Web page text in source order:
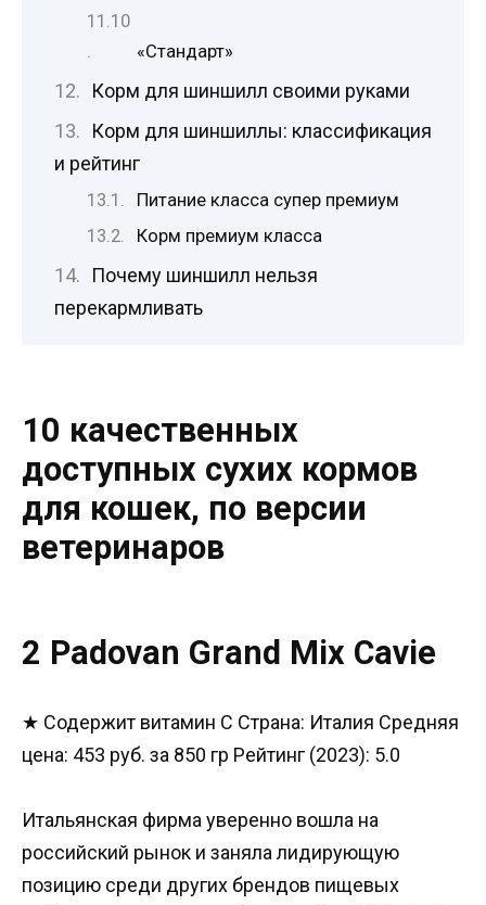
«Стандарт»
Корм для шиншилл своими руками
Корм для шиншиллы: классификация
и рейтинг
Питание класса супер премиум
Корм премиум класса
Почему шиншилл нельзя
перекармливать
10 качественных
доступных сухих кормов
для кошек, по версии
ветеринаров
2 Padovan Grand Mix Сavie
★ Содержит витамин С Страна: Италия Средняя
цена: 453 руб. за 850 гр Рейтинг (2023): 5.0
Итальянская фирма уверенно вошла на
российский рынок и заняла лидирующую
позицию среди других брендов пищевых